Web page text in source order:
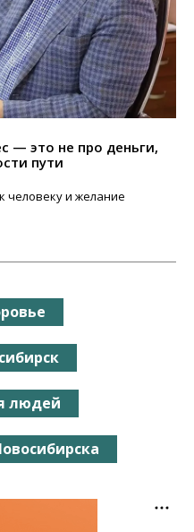
— это не про деньги,
пути
человеку и желание
людей